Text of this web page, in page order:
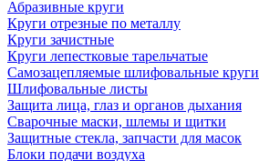
Абразивные круги
Круги отрезные по металлу
Круги зачистные
Круги лепестковые тарельчатые
Самозацепляемые шлифовальные круги
Шлифовальные листы
Защита лица, глаз и органов дыхания
Сварочные маски, шлемы и щитки
Защитные стекла, запчасти для масок
Блоки подачи воздуха